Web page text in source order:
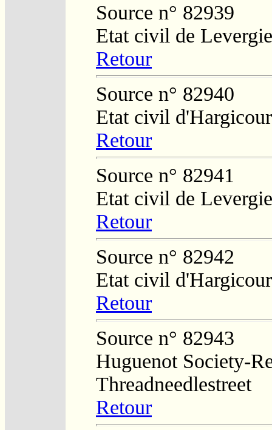
Source n° 82939
Etat civil de
Retour
Source n° 82940
Etat civil
Retour
Source n° 82941
Etat civil de
Retour
Source n° 82942
Etat civil
Retour
Source n° 82943
Huguenot Society-
Threadneedlestreet
Retour